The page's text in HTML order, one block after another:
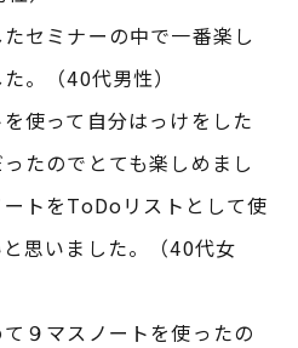
セミナーの中で一番楽し
。（40代男性）
使って自分はっけをした
たのでとても楽しめまし
トをToDoリストとして使
思いました。（40代女
９マスノートを使ったの